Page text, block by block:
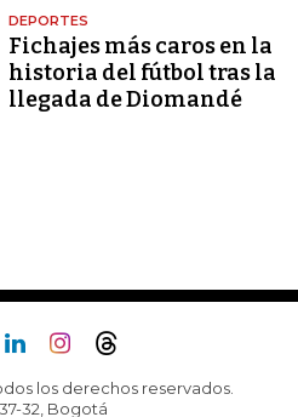
DEPORTES
Fichajes más caros en la
historia del fútbol tras la
llegada de Diomandé
los derechos reservados.
37-32, Bogotá